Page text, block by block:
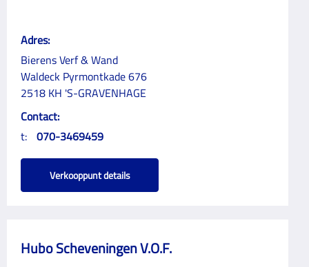
Adres:
Bierens Verf & Wand
Waldeck Pyrmontkade 676
2518 KH 'S-GRAVENHAGE
Contact:
t: 070-3469459
Verkooppunt details
Hubo Scheveningen V.O.F.